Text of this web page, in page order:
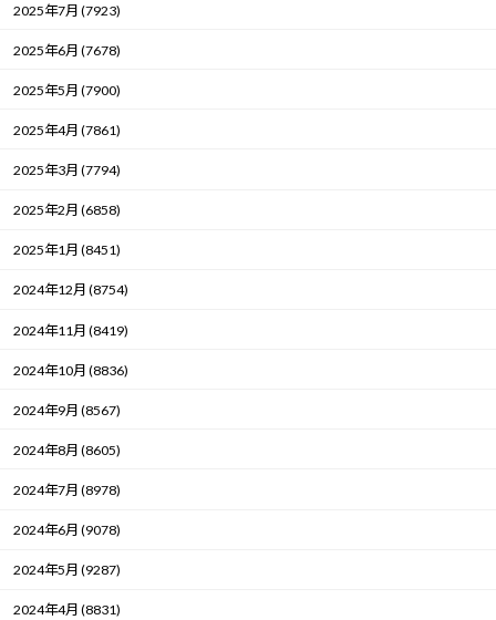
2025年7月 (7923)
2025年6月 (7678)
2025年5月 (7900)
2025年4月 (7861)
2025年3月 (7794)
2025年2月 (6858)
2025年1月 (8451)
2024年12月 (8754)
2024年11月 (8419)
2024年10月 (8836)
2024年9月 (8567)
2024年8月 (8605)
2024年7月 (8978)
2024年6月 (9078)
2024年5月 (9287)
2024年4月 (8831)